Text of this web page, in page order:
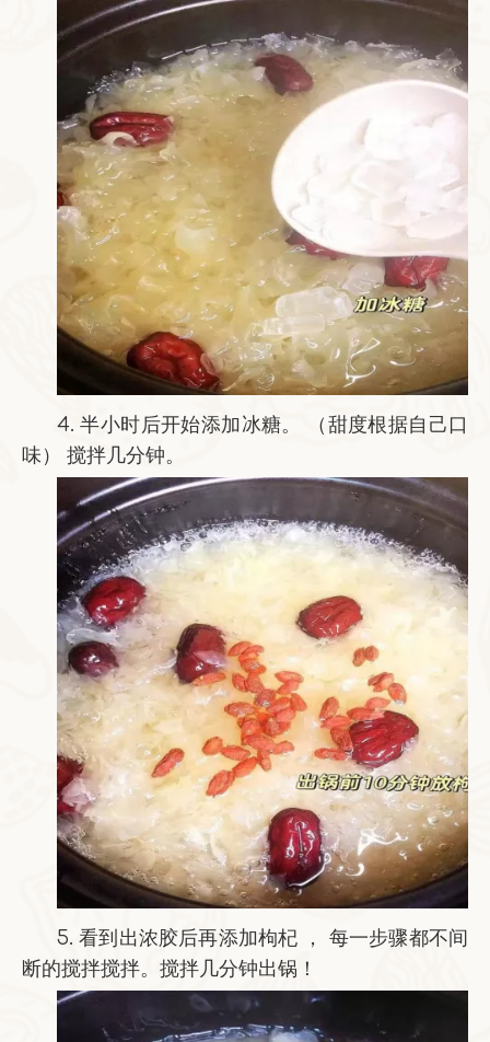
4. 半小时后开始添加冰糖。 （甜度根据自己口
味） 搅拌几分钟。
5. 看到出浓胶后再添加枸杞 ， 每一步骤都不间
断的搅拌搅拌。搅拌几分钟出锅！